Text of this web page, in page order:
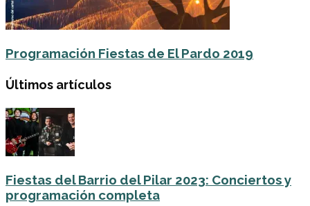
Programación Fiestas de El Pardo 2019
Últimos artículos
Fiestas del Barrio del Pilar 2023: Conciertos y
programación completa